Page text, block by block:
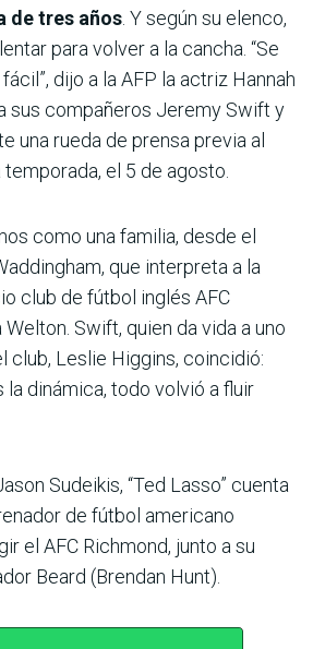
de tres años . Y según su elenco,
para volver a la cancha. “Se
dijo a la AFP la actriz Hannah
sus compañeros Jeremy Swift y
una rueda de prensa previa al
el 5 de agosto.
como una familia, desde el
que interpreta a la
club de fútbol inglés AFC
Swift, quien da vida a uno
club, Leslie Higgins, coincidió:
la dinámica, todo volvió a fluir
Sudeikis, “Ted Lasso” cuenta
de fútbol americano
el AFC Richmond, junto a su
Beard (Brendan Hunt).